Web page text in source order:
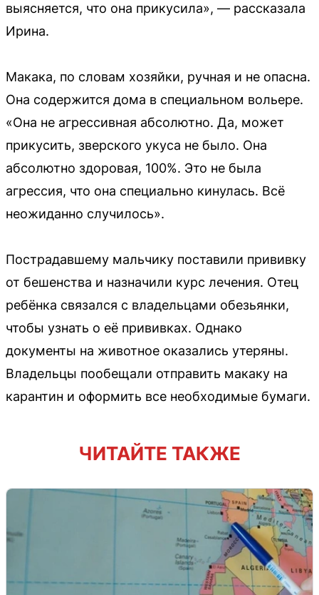
выясняется, что она прикусила», — рассказала
Ирина.
Макака, по словам хозяйки, ручная и не опасна.
Она содержится дома в специальном вольере.
«Она не агрессивная абсолютно. Да, может
прикусить, зверского укуса не было. Она
абсолютно здоровая, 100%. Это не была
агрессия, что она специально кинулась. Всё
неожиданно случилось».
Пострадавшему мальчику поставили прививку
от бешенства и назначили курс лечения. Отец
ребёнка связался с владельцами обезьянки,
чтобы узнать о её прививках. Однако
документы на животное оказались утеряны.
Владельцы пообещали отправить макаку на
карантин и оформить все необходимые бумаги.
ЧИТАЙТЕ ТАКЖЕ